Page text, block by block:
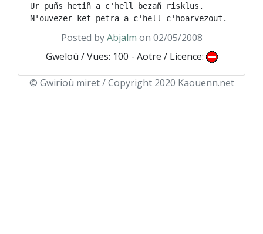
Ur puñs hetiñ a c'hell bezañ risklus.
Posted byAbjalm on 02/05/2008
Gweloù / Vues: 100 - Aotre / Licence:
© Gwirioù miret / Copyright 2020 Kaouenn.net